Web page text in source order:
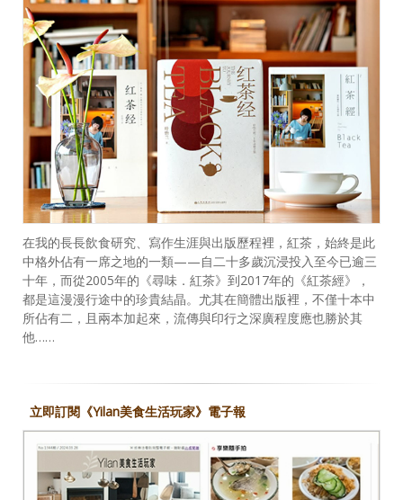
在我的長長飲食研究、寫作生涯與出版歷程裡，紅茶，始終是此
中格外佔有一席之地的一類——自二十多歲沉浸投入至今已逾三
十年，而從2005年的《尋味．紅茶》到2017年的《紅茶經》，
都是這漫漫行途中的珍貴結晶。尤其在簡體出版裡，不僅十本中
所佔有二，且兩本加起來，流傳與印行之深廣程度應也勝於其
他……
立即訂閱《Yilan美食生活玩家》電子報